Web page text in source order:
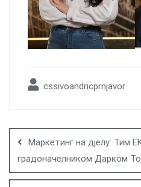
cssivoandricprnjavor
navigation
Маркетинг на дјелу: Тим
градоначелником Дарком